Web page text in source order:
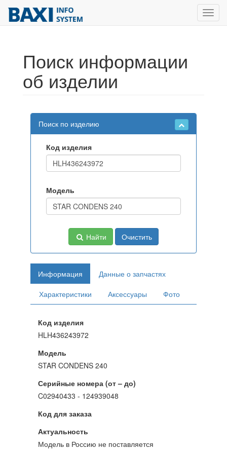
Поиск информации
об изделии
Поиск по изделию
Код изделия
Модель
Найти Очистить
Информация
Данные о запчастях
Характеристики
Аксессуары Фото
Код изделия
HLH436243972
Модель
STAR CONDENS 240
Серийные номера (от – до)
C02940433 - 124939048
Код для заказа
Актуальность
Модель в Россию не поставляется